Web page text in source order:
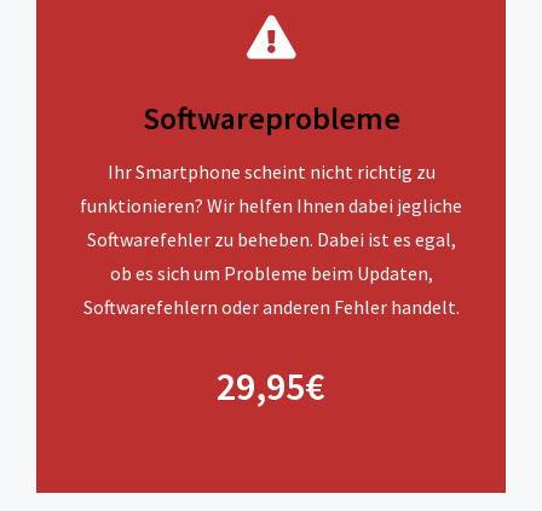
Softwareprobleme
Ihr Smartphone scheint nicht richtig zu
funktionieren? Wir helfen Ihnen dabei jegliche
Softwarefehler zu beheben. Dabei ist es egal,
ob es sich um Probleme beim Updaten,
Softwarefehlern oder anderen Fehler handelt.
29,95€